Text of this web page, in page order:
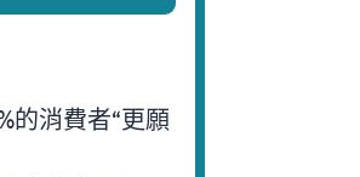
的消費者“更願